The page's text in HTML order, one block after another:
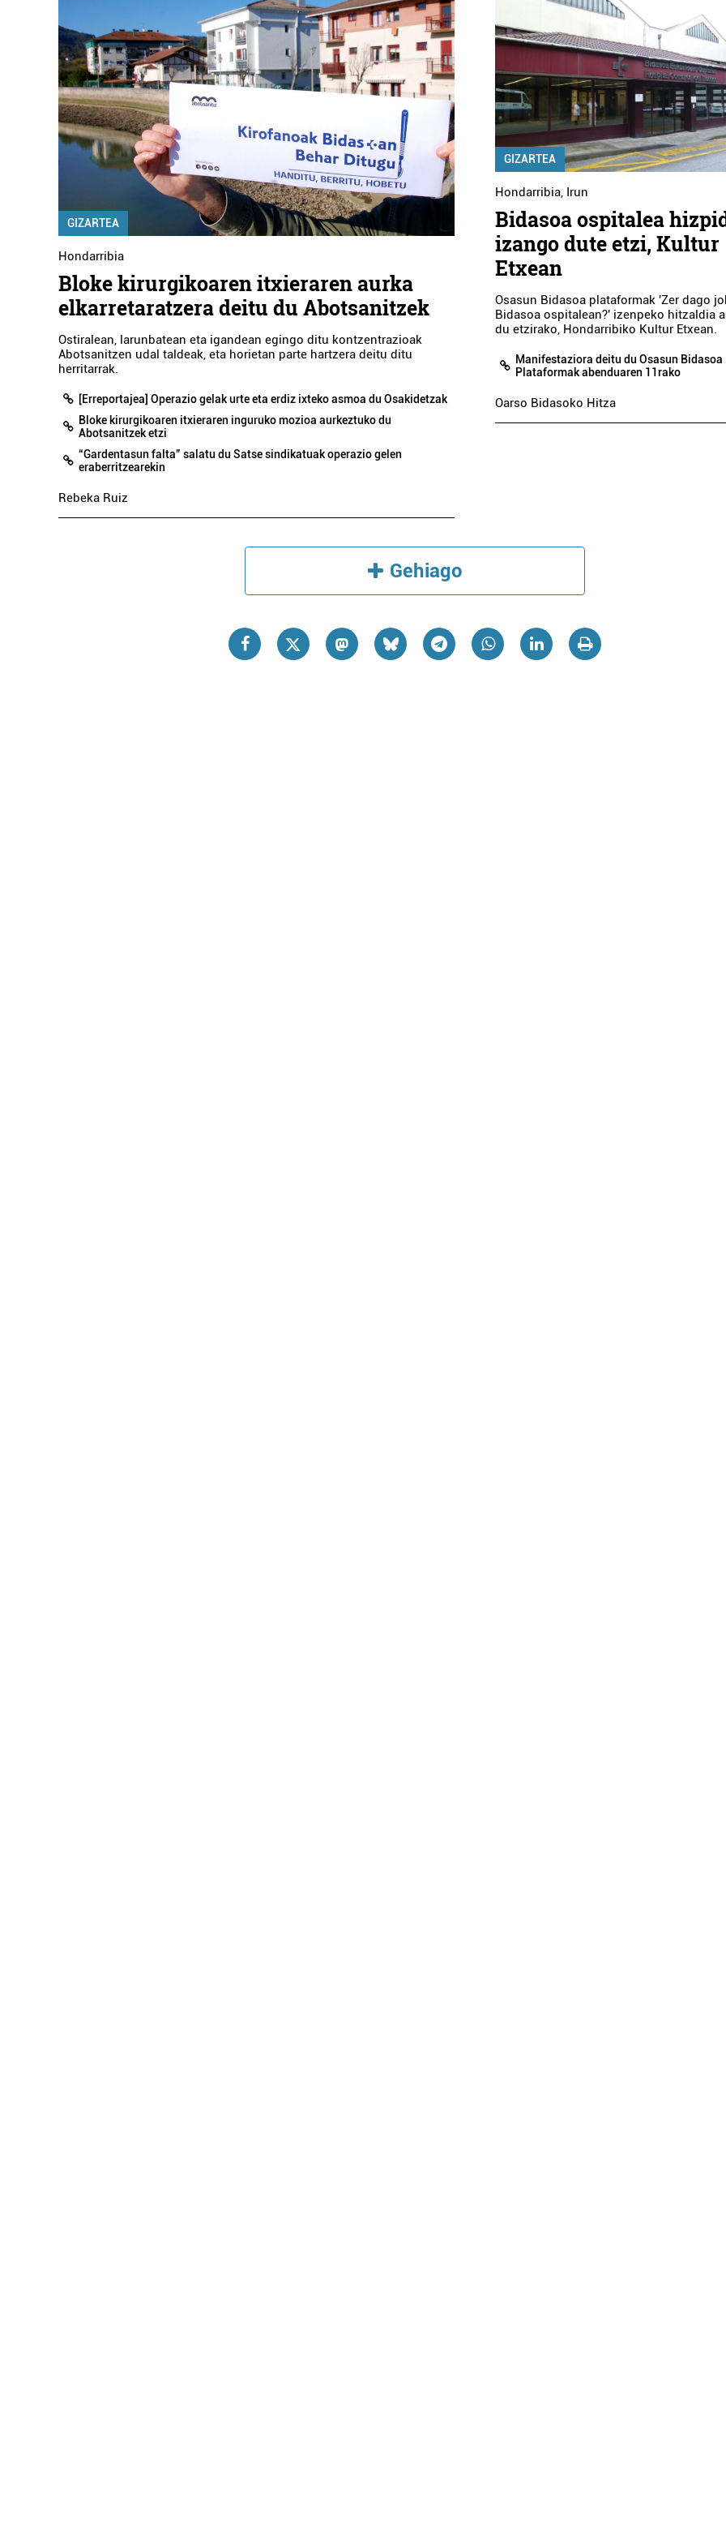
GIZARTEA
Hondarribia
Bloke kirurgikoaren itxieraren aurka
elkarretaratzera deitu du Abotsanitzek
Ostiralean, larunbatean eta igandean egingo ditu kontzentrazioak
Abotsanitzen udal taldeak, eta horietan parte hartzera deitu ditu
herritarrak.
[Erreportajea] Operazio gelak urte eta erdiz ixteko asmoa du Osakidetzak
Bloke kirurgikoaren itxieraren inguruko mozioa aurkeztuko du
Abotsanitzek etzi
“Gardentasun falta” salatu du Satse sindikatuak operazio gelen
eraberritzearekin
Rebeka Ruiz
GIZARTEA
Hondarribia, Irun
Bidasoa ospitalea
izango dute etzi, Kultur
Etxean
Osasun Bidasoa plataformak 'Zer dago
Bidasoa ospitalean?' izenpeko hitzaldia
du etzirako, Hondarribiko Kultur Etxean.
Manifestaziora deitu du Osasun Bidasoa
Plataformak abenduaren 11rako
Oarso Bidasoko Hitza
Gehiago